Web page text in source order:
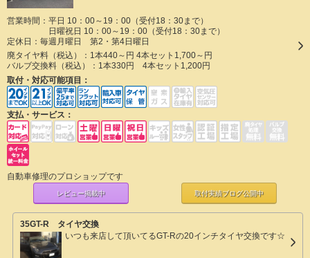
営業時間：平日 10：00～19：00（受付18：30まで）
日曜祝日 10：00～19：00（受付18：30まで）
定休日： 毎週月曜日 第2・第4日曜日
廃タイヤ料（税込）： 1本440～円 4本セット1,700～円
バルブ交換料（税込）： 1本330円 4本セット1,200円
取付・対応可能項目：
支払・サービス：
自動車修理のプロショップです
レビュー掲載中 取付実績ブログ公開中
35GT-R タイヤ交換
いつも来店して頂いてるGT-Rの20インチタイヤ交換です☆